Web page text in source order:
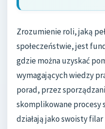
Zrozumienie roli, jaką
społeczeństwie, jest
gdzie można uzyskać
wymagających wiedzy
porad, przez
skomplikowane procesy
działają jako swoisty